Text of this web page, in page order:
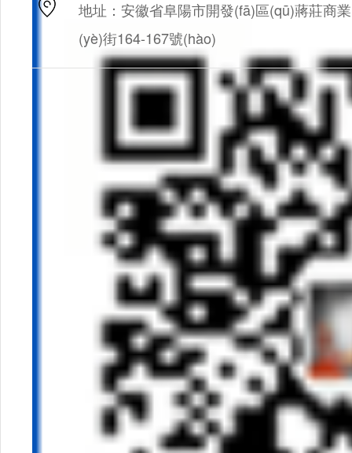
地址：安徽省阜陽市開發(fā)區(qū)蔣莊商業
(yè)街164-167號(hào)